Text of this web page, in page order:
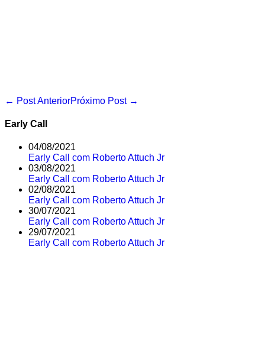
Navegação
post
← Post AnteriorPróximo Post →
Early Call
04/08/2021
Early Call com Roberto Attuch Jr
03/08/2021
Early Call com Roberto Attuch Jr
02/08/2021
Early Call com Roberto Attuch Jr
30/07/2021
Early Call com Roberto Attuch Jr
29/07/2021
Early Call com Roberto Attuch Jr